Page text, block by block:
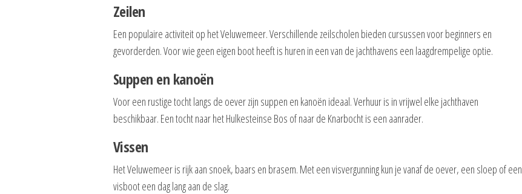
Zeilen
Een populaire activiteit op het Veluwemeer. Verschillende zeilscholen bieden cursussen voor beginners en
gevorderden. Voor wie geen eigen boot heeft is huren in een van de jachthavens een laagdrempelige optie.
Suppen en kanoën
Voor een rustige tocht langs de oever zijn suppen en kanoën ideaal. Verhuur is in vrijwel elke jachthaven
beschikbaar. Een tocht naar het Hulkesteinse Bos of naar de Knarbocht is een aanrader.
Vissen
Het Veluwemeer is rijk aan snoek, baars en brasem. Met een visvergunning kun je vanaf de oever, een sloep of een
visboot een dag lang aan de slag.